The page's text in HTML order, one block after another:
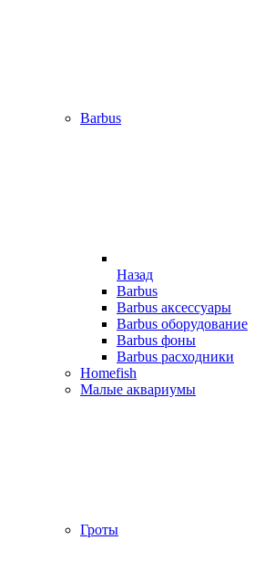
Barbus
Назад
Barbus
Barbus аксессуары
Barbus оборудование
Barbus фоны
Barbus расходники
Homefish
Малые аквариумы
Гроты